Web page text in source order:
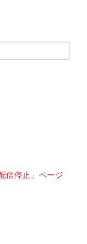
信停止」ページ